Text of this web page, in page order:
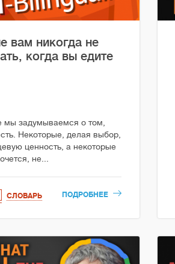
вам никогда не
когда вы едите
мы задумываемся о том,
Некоторые, делая выбор,
ценность, а некоторые
не...
СЛОВАРЬ ПОДРОБНЕЕ